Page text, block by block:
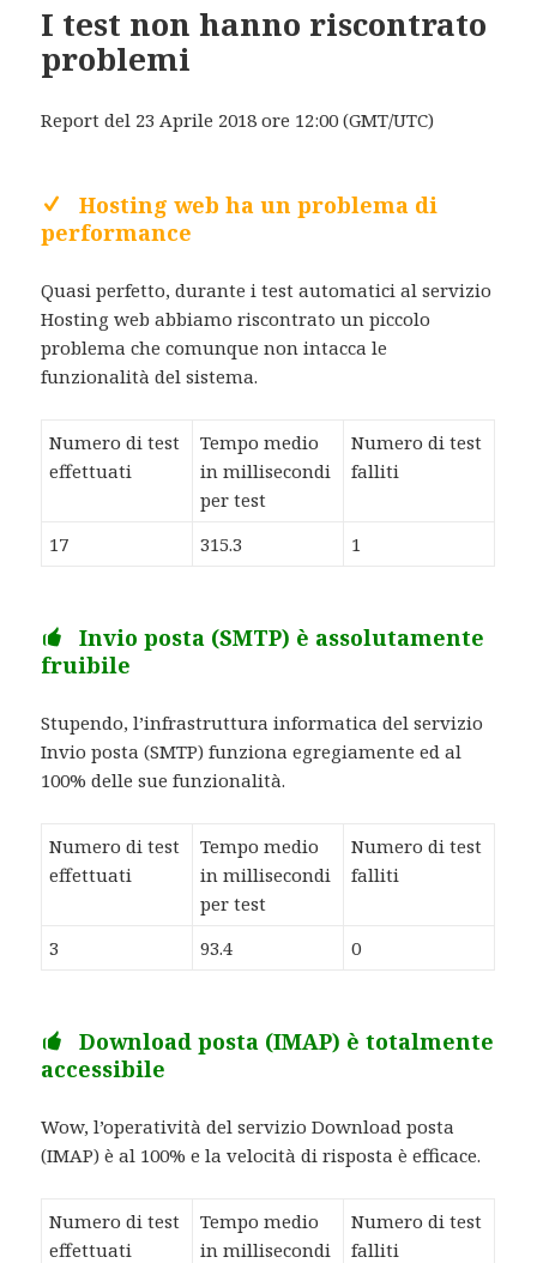
I test non hanno riscontrato
problemi
Report del 23 Aprile 2018 ore 12:00 (GMT/UTC)
Hosting web ha un problema di
performance
Quasi perfetto, durante i test automatici al servizio
Hosting web abbiamo riscontrato un piccolo
problema che comunque non intacca le
funzionalità del sistema.
Numero di test
effettuati
Tempo medio
in millisecondi
per test
Numero di test
falliti
17 315.3 1
Invio posta (SMTP) è assolutamente
fruibile
Stupendo, l’infrastruttura informatica del servizio
Invio posta (SMTP) funziona egregiamente ed al
100% delle sue funzionalità.
Numero di test
effettuati
Tempo medio
in millisecondi
per test
Numero di test
falliti
3 93.4 0
Download posta (IMAP) è totalmente
accessibile
Wow, l’operatività del servizio Download posta
(IMAP) è al 100% e la velocità di risposta è efficace.
Numero di test
effettuati
Tempo medio
in millisecondi
Numero di test
falliti